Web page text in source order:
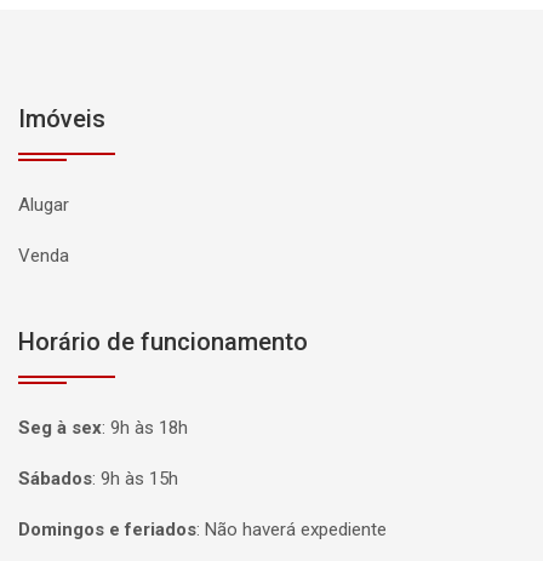
Imóveis
Alugar
Venda
Horário de funcionamento
Seg à sex: 9h às 18h
Sábados: 9h às 15h
Domingos e feriados: Não haverá expediente